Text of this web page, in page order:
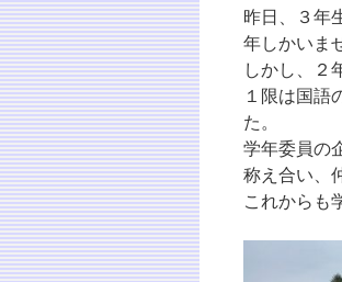
昨日、３年
年しかいま
しかし、２
１限は国語
た。
学年委員の
称え合い、
これからも